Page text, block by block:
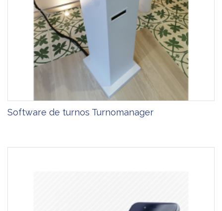
Software de turnos Turnomanager